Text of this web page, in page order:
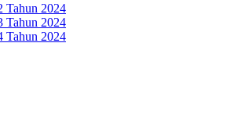
Tahun 2024
Tahun 2024
Tahun 2024